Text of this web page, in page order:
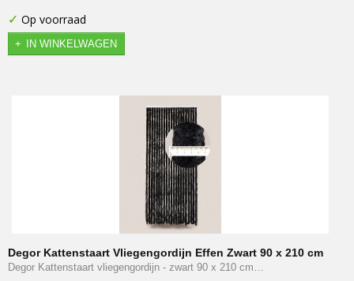
✓ Op voorraad
IN WINKELWAGEN
Degor Kattenstaart Vliegengordijn Effen Zwart 90 x 210 cm
Degor Kattenstaart vliegengordijn - zwart 90 x 210 cm…